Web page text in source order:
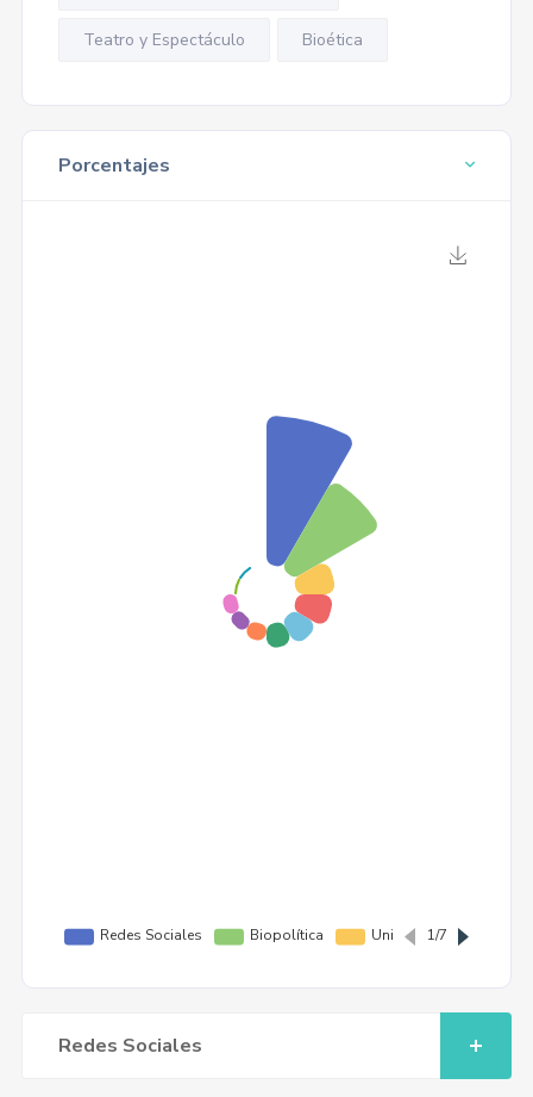
Teatro y Espectáculo Bioética
Porcentajes
Redes Sociales